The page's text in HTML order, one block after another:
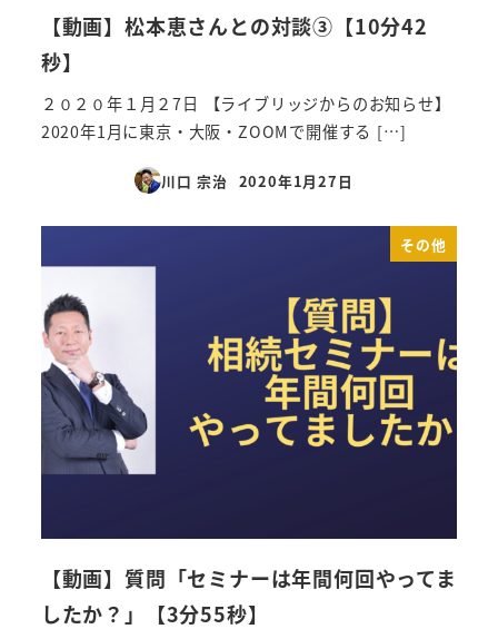
【動画】松本恵さんとの対談③【10分42
秒】
２０２０年１月２7日 【ライブリッジからのお知らせ】
2020年1月に東京・大阪・ZOOMで開催する […]
川口 宗治
投稿日
2020年1月27日
その他
【動画】質問「セミナーは年間何回やってま
したか？」【3分55秒】